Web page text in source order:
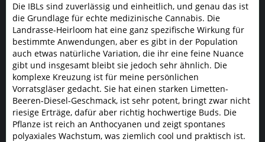
Die IBLs sind zuverlässig und einheitlich, und genau das ist
die Grundlage für echte medizinische Cannabis. Die
Landrasse-Heirloom hat eine ganz spezifische Wirkung für
bestimmte Anwendungen, aber es gibt in der Population
auch etwas natürliche Variation, die ihr eine feine Nuance
gibt und insgesamt bleibt sie jedoch sehr ähnlich. Die
komplexe Kreuzung ist für meine persönlichen
Vorratsgläser gedacht. Sie hat einen starken Limetten-
Beeren-Diesel-Geschmack, ist sehr potent, bringt zwar nicht
riesige Erträge, dafür aber richtig hochwertige Buds. Die
Pflanze ist reich an Anthocyanen und zeigt spontanes
polyaxiales Wachstum, was ziemlich cool und praktisch ist.